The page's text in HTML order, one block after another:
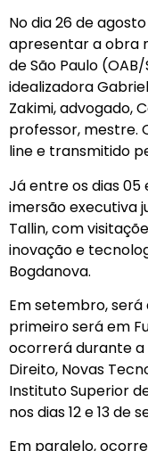
No dia 26 de
apresentar a obra
de São Paulo
idealizadora
Zakimi, advogado,
professor, mestre.
line e transmitido
Já entre os dias
imersão executiva
Tallin, com
inovação e
Bogdanova.
Em setembro, será
primeiro será em
ocorrerá durante a
Direito, Novas
Instituto Superior
nos dias 12 e 13 de
Em paralelo,